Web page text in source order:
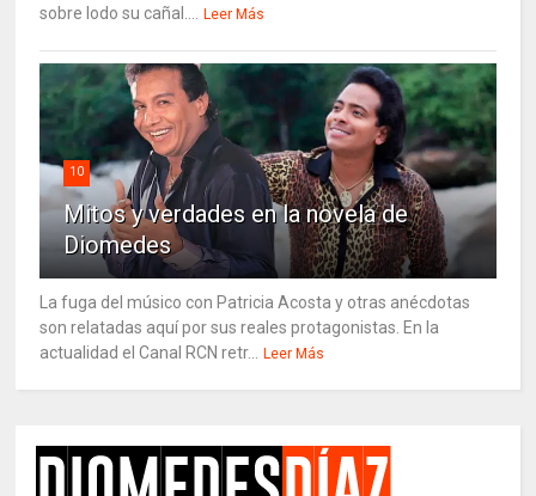
sobre lodo su cañal....
Leer Más
10
Mitos y verdades en la novela de
Diomedes
La fuga del músico con Patricia Acosta y otras anécdotas
son relatadas aquí por sus reales protagonistas. En la
actualidad el Canal RCN retr...
Leer Más